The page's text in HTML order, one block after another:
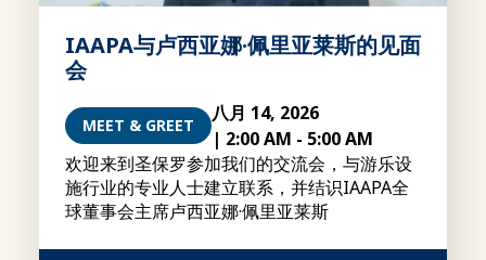
IAAPA与卢西亚娜·佩里亚莱斯的见面
会
MEET & GREET
八月 14, 2026
| 2:00 AM - 5:00 AM
欢迎来到圣保罗参加我们的交流会，与游乐设
施行业的专业人士建立联系，并结识IAAPA全
球董事会主席卢西亚娜·佩里亚莱斯